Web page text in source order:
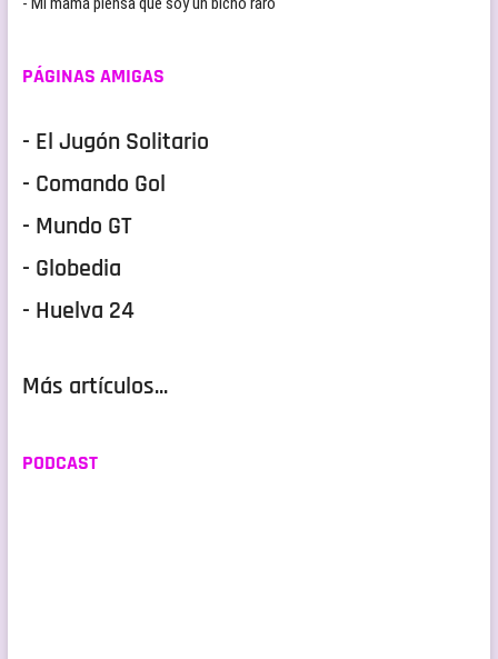
PÁGINAS AMIGAS
- El Jugón Solitario
- Comando Gol
- Mundo GT
- Globedia
- Huelva 24
Más artículos...
PODCAST